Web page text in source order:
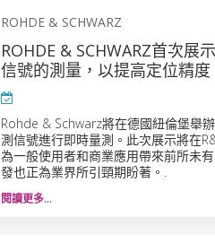
ROHDE & SCHWARZ
ROHDE & SCHWARZ首次展
信號的測量，以提高定位精度
Rohde & Schwarz將在德國紐倫堡舉
測信號進行即時量測。此次展示將在
為一般使用者和商業應用帶來前所未
發也正為業界所引頸期盼著。.
閱讀更多…